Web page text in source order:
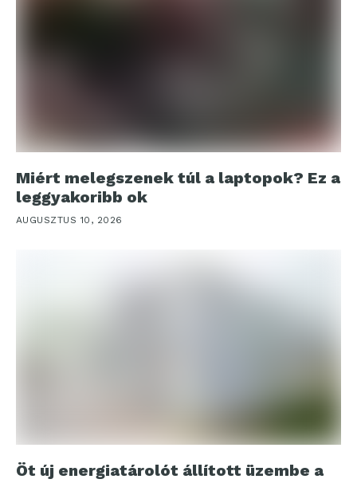
Miért melegszenek túl a laptopok? Ez a
leggyakoribb ok
AUGUSZTUS 10, 2026
Öt új energiatárolót állított üzembe a